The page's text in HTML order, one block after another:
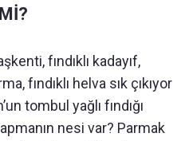
fındıklı kadayıf,
fındıklı helva sık çıkıyor
tombul yağlı fındığı
nesi var? Parmak